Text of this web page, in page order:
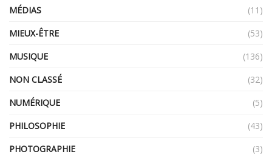
MÉDIAS
(11)
MIEUX-ÊTRE
(53)
MUSIQUE
(136)
NON CLASSÉ
(32)
NUMÉRIQUE
(5)
PHILOSOPHIE
(43)
PHOTOGRAPHIE
(3)